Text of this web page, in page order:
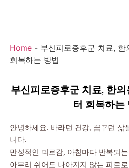
Home - 부신피로증후군 치료, 한
회복하는 방법
부신피로증후군 치료, 한
터 회복하는
안녕하세요. 바라던 건강, 꿈꾸던 삶
니다.
만성적인 피로감, 아침마다 반복되
아무리 쉬어도 나아지지 않는 피로